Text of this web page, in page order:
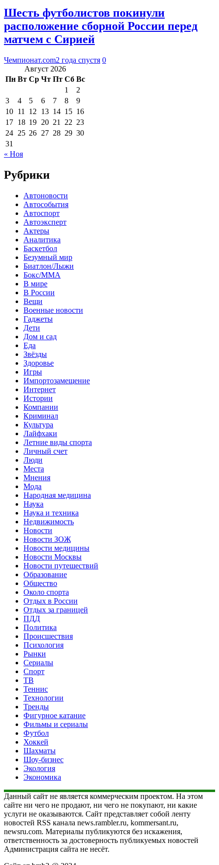
Шесть футболистов покинули
расположение сборной России перед
матчем с Сирией
Чемпионат.com2 года спустя 0
Август 2026
Пн Вт Ср Чт Пт Сб Вс
1
2
3
4 5 6 7 8
9
10 11 12 13 14 15 16
17 18 19 20 21 22 23
24 25 26 27 28 29 30
31
« Ноя
Рубрики
Автоновости
Автособытия
Автоспорт
Автоэксперт
Актеры
Аналитика
Баскетбол
Безумный мир
Биатлон/Лыжи
Бокс/MMA
В мире
В России
Вещи
Военные новости
Гаджеты
Дети
Дом и сад
Еда
Звёзды
Здоровье
Игры
Импортозамещение
Интернет
Истории
Компании
Криминал
Культура
Лайфхаки
Летние виды спорта
Личный счет
Люди
Места
Мнения
Мода
Народная медицина
Наука
Наука и техника
Недвижимость
Новости
Новости ЗОЖ
Новости медицины
Новости Москвы
Новости путешествий
Образование
Общество
Около спорта
Отдых в России
Отдых за границей
ПДД
Политика
Происшествия
Психология
Рынки
Сериалы
Спорт
ТВ
Теннис
Технологии
Тренды
Фигурное катание
Фильмы и сериалы
Футбол
Хоккей
Шахматы
Шоу-бизнес
Экология
Экономика
Данный сайт не является коммерческим проектом. На этом
сайте ни чего не продают, ни чего не покупают, ни какие
услуги не оказываются. Сайт представляет собой ленту
новостей RSS канала news.rambler.ru, kommersant.ru,
newsru.com. Материалы публикуются без искажения,
ответственность за достоверность публикуемых новостей
Администрация сайта не несёт.